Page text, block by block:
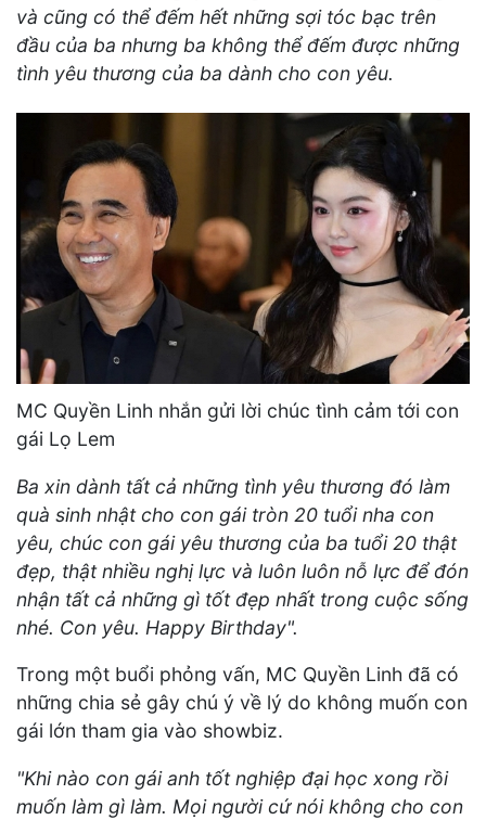
và cũng có thể đếm hết những sợi tóc bạc trên
đầu của ba nhưng ba không thể đếm được những
tình yêu thương của ba dành cho con yêu.
MC Quyền Linh nhắn gửi lời chúc tình cảm tới con
gái Lọ Lem
Ba xin dành tất cả những tình yêu thương đó làm
quà sinh nhật cho con gái tròn 20 tuổi nha con
yêu, chúc con gái yêu thương của ba tuổi 20 thật
đẹp, thật nhiều nghị lực và luôn luôn nỗ lực để đón
nhận tất cả những gì tốt đẹp nhất trong cuộc sống
nhé. Con yêu. Happy Birthday".
Trong một buổi phỏng vấn, MC Quyền Linh đã có
những chia sẻ gây chú ý về lý do không muốn con
gái lớn tham gia vào showbiz.
"Khi nào con gái anh tốt nghiệp đại học xong rồi
muốn làm gì làm. Mọi người cứ nói không cho con